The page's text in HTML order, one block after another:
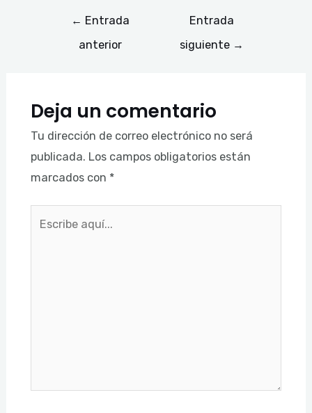
← Entrada
anterior
Entrada
siguiente →
Deja un comentario
Tu dirección de correo electrónico no será
publicada. Los campos obligatorios están
marcados con *